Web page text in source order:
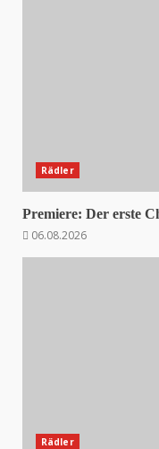
Rädler
Premiere: Der erste
06.08.2026
Rädler